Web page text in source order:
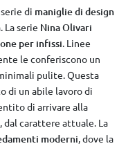
di maniglie di design
La serie Nina Olivari
per infissi. Linee
le conferiscono un
pulite. Questa
di un abile lavoro di
di arrivare alla
carattere attuale. La
moderni, dove la